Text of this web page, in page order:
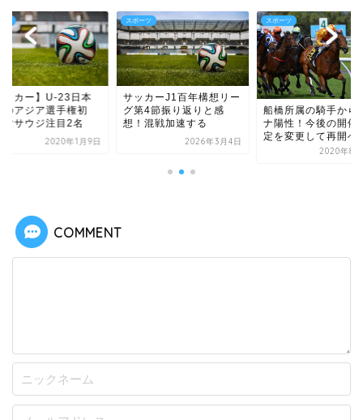
ッカー】U-23日本
のアジア選手権初
対サウジ注目2名
2020年1月9日
スポーツ
サッカーJ1百年構想リー
グ第4節振り返りと感
想！混戦加速する
2026年3月4日
スポーツ
船橋所属の騎手から
ナ陽性！今後の開催
定を変更して再開へ
2020年8
COMMENT